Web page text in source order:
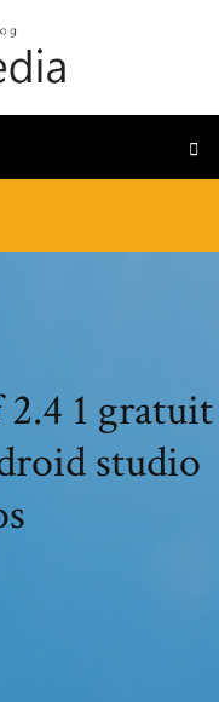
1 gratuit
studio